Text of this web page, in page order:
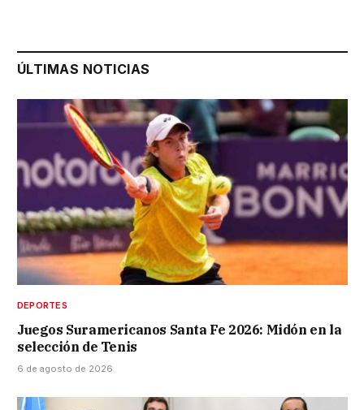
ÚLTIMAS NOTICIAS
DEPORTES
Juegos Suramericanos Santa Fe 2026: Midón en la
selección de Tenis
6 de agosto de 2026